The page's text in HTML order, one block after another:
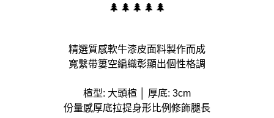
🌲🌲🌲🌲🌲
精選質感軟牛漆皮面料製作而成
寬繫帶簍空編織彰顯出個性格調
楦型: 大頭楦 │ 厚底: 3cm
份量感厚底拉提身形比例修飾腿長